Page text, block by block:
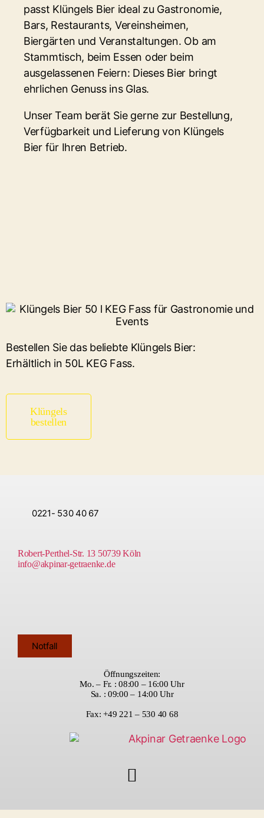
passt Klüngels Bier ideal zu Gastronomie,
Bars, Restaurants, Vereinsheimen,
Biergärten und Veranstaltungen. Ob am
Stammtisch, beim Essen oder beim
ausgelassenen Feiern: Dieses Bier bringt
ehrlichen Genuss ins Glas.
Unser Team berät Sie gerne zur Bestellung,
Verfügbarkeit und Lieferung von Klüngels
Bier für Ihren Betrieb.
Bestellen Sie das beliebte Klüngels Bier:
Erhältlich in 50L KEG Fass.
Klüngels
bestellen
0221- 530 40 67
Robert-Perthel-Str. 13 50739 Köln
info@akpinar-getraenke.de
Notfall
Öffnungszeiten:
Mo. – Fr. : 08:00 – 16:00 Uhr
Sa. : 09:00 – 14:00 Uhr
Fax: +49 221 – 530 40 68